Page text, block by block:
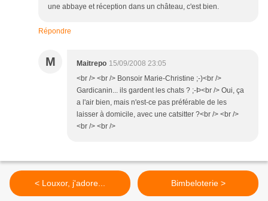
une abbaye et réception dans un château, c'est bien.
Répondre
M Maitrepo 15/09/2008 23:05
<br /> <br /> Bonsoir Marie-Christine ;-)<br />
Gardicanin... ils gardent les chats ? ;-Þ<br /> Oui, ça
a l'air bien, mais n'est-ce pas préférable de les
laisser à domicile, avec une catsitter ?<br /> <br />
<br /> <br />
< Louxor, j'adore... Bimbeloterie >